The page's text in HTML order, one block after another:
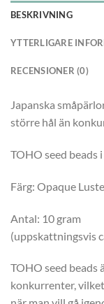
BESKRIVNING
YTTERLIGARE
RECENSIONER (0)
Japanska
större hål än
TOHO seed beads
Färg: Opaque
Antal: 10 gram
(uppskattningsvis
TOHO seed beads
konkurrenter,